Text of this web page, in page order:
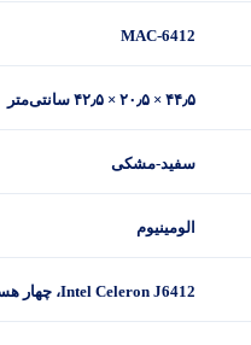
MAC-6412
۴۴٫۵ × ۲۰٫۵ × ۴۲٫۵ سانتی‌متر
سفید-مشکی
الومینیوم
Intel Celeron J6412، چهار هسته‌ای، فرکانس پایه تقریباً ۲٫۰ گیگاهرتز و قابل تا ~۲٫۴۲ گیگاهرتز